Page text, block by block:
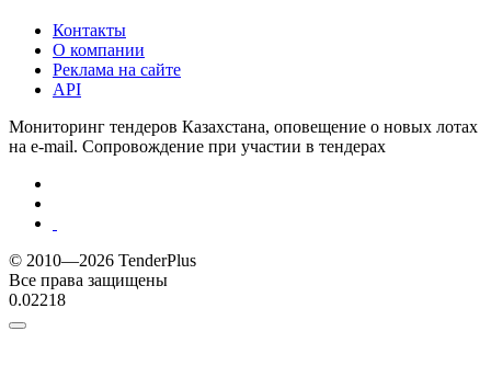
Контакты
О компании
Реклама на сайте
API
Мониторинг тендеров Казахстана, оповещение о новых лотах
на e-mail. Сопровождение при участии в тендерах
© 2010—2026 TenderPlus
Все права защищены
0.02218